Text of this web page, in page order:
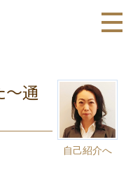
自己紹介へ
～通